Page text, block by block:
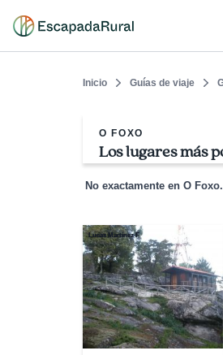
Inicio Guías de viaje
O FOXO
Los lugares más
No exactamente en O
Lucas Martínez F